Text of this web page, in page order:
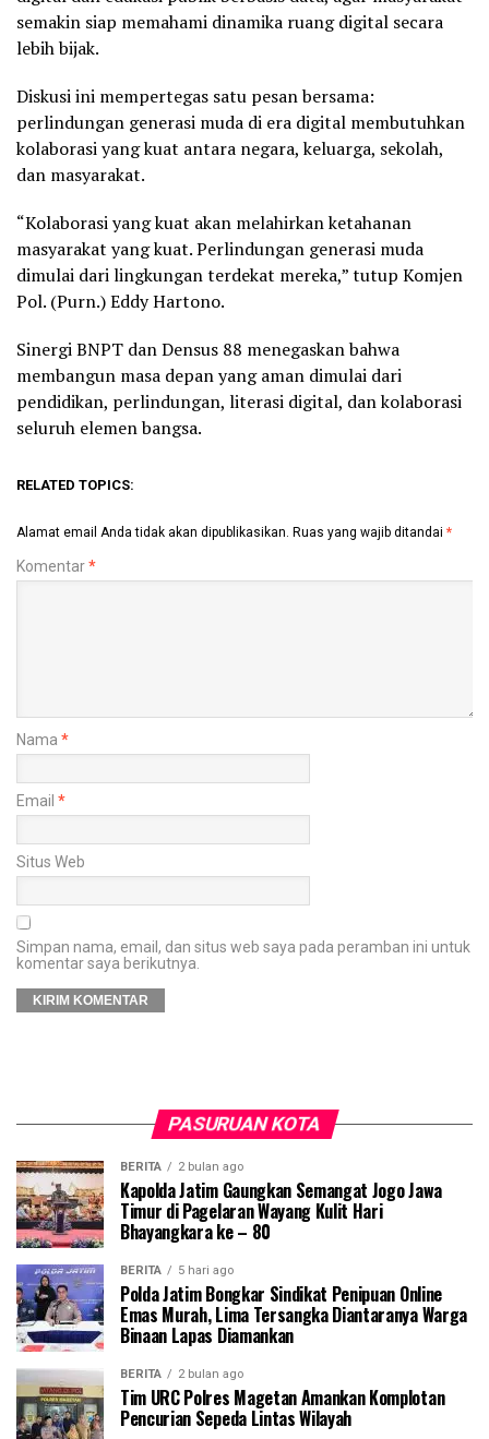
semakin siap memahami dinamika ruang digital secara
lebih bijak.
Diskusi ini mempertegas satu pesan bersama:
perlindungan generasi muda di era digital membutuhkan
kolaborasi yang kuat antara negara, keluarga, sekolah,
dan masyarakat.
“Kolaborasi yang kuat akan melahirkan ketahanan
masyarakat yang kuat. Perlindungan generasi muda
dimulai dari lingkungan terdekat mereka,” tutup Komjen
Pol. (Purn.) Eddy Hartono.
Sinergi BNPT dan Densus 88 menegaskan bahwa
membangun masa depan yang aman dimulai dari
pendidikan, perlindungan, literasi digital, dan kolaborasi
seluruh elemen bangsa.
RELATED TOPICS:
Alamat email Anda tidak akan dipublikasikan. Ruas yang wajib ditandai *
Komentar*
Nama *
Email *
Situs Web
Simpan nama, email, dan situs web saya pada peramban ini untuk
komentar saya berikutnya.
PASURUAN KOTA
BERITA 2 bulan ago
Kapolda Jatim Gaungkan Semangat Jogo Jawa
Timur di Pagelaran Wayang Kulit Hari
Bhayangkara ke – 80
BERITA 5 hari ago
Polda Jatim Bongkar Sindikat Penipuan Online
Emas Murah, Lima Tersangka Diantaranya Warga
Binaan Lapas Diamankan
BERITA 2 bulan ago
Tim URC Polres Magetan Amankan Komplotan
Pencurian Sepeda Lintas Wilayah